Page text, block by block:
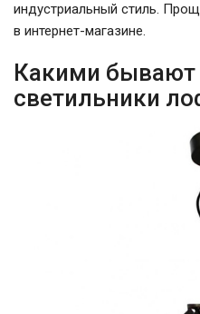
индустриальный стиль.
в интернет-магазине.
Какими бывают
светильники